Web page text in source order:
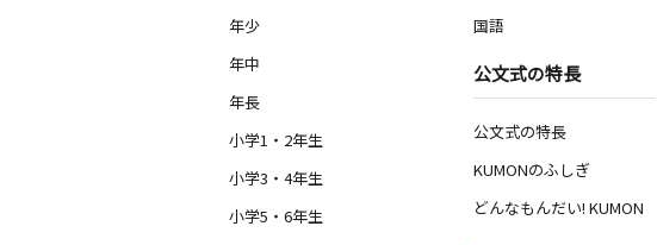
年少
年中
年長
小学1・2年生
小学3・4年生
小学5・6年生
国語
公文式の特長
公文式の特長
KUMONのふしぎ
どんなもんだい! KUMON